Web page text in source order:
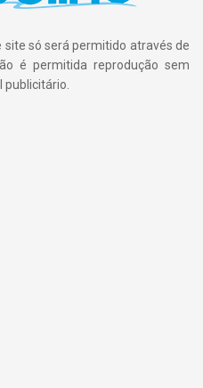
só será permitido através de
é permitida reprodução sem